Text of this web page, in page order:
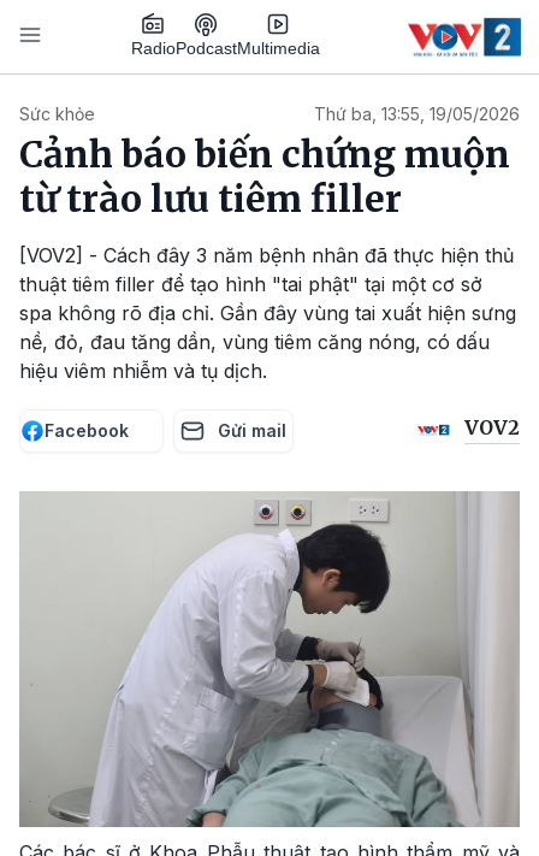
Nhảy đến nội dung
RadioPodcastMultimedia
Sức khỏe Thứ ba, 13:55, 19/05/2026
Cảnh báo biến chứng muộn
từ trào lưu tiêm filler
[VOV2] - Cách đây 3 năm bệnh nhân đã thực hiện thủ
thuật tiêm filler để tạo hình "tai phật" tại một cơ sở
spa không rõ địa chỉ. Gần đây vùng tai xuất hiện sưng
nề, đỏ, đau tăng dần, vùng tiêm căng nóng, có dấu
hiệu viêm nhiễm và tụ dịch.
Facebook Gửi mail VOV2